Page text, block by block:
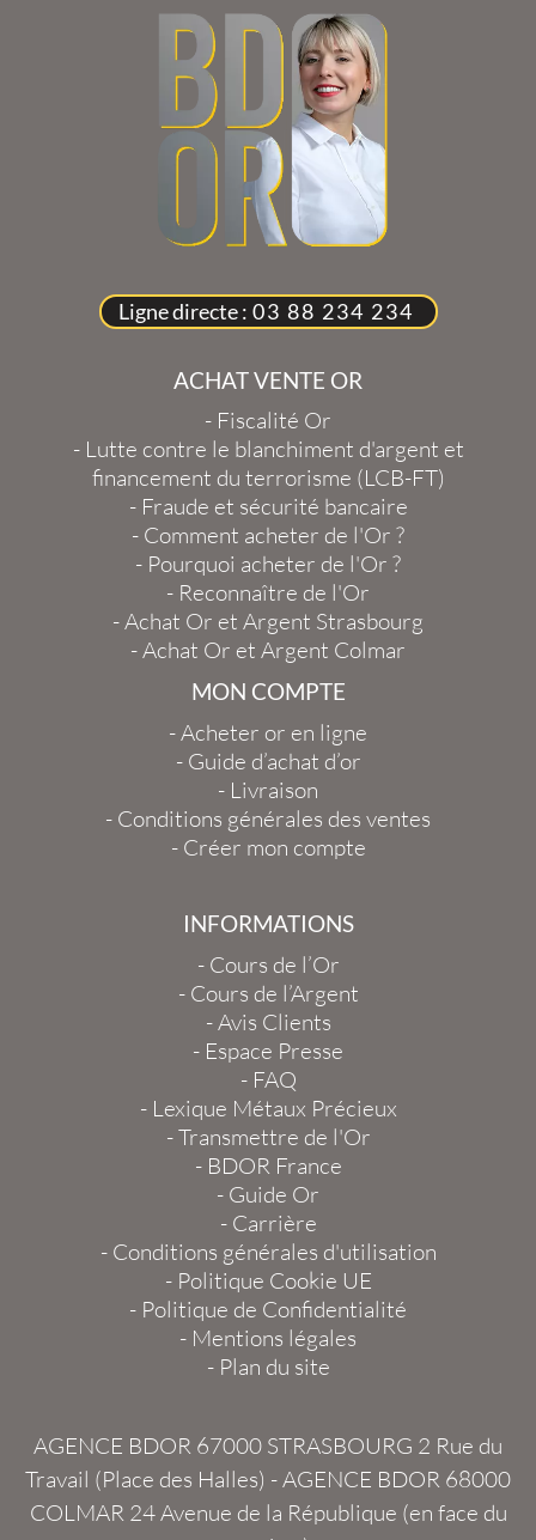
Ligne directe : 03 88 234 234
ACHAT VENTE OR
- Fiscalité Or
- Lutte contre le blanchiment d'argent et
financement du terrorisme (LCB-FT)
- Fraude et sécurité bancaire
- Comment acheter de l'Or ?
- Pourquoi acheter de l'Or ?
- Reconnaître de l'Or
-Achat Or et Argent Strasbourg
-Achat Or et Argent Colmar
MON COMPTE
-Acheter or en ligne
- Guide d’achat d’or
- Livraison
- Conditions générales des ventes
- Créer mon compte
INFORMATIONS
- Cours de l’Or
- Cours de l’Argent
-Avis Clients
- Espace Presse
- FAQ
- Lexique Métaux Précieux
-Transmettre de l'Or
- BDOR France
- Guide Or
- Carrière
- Conditions générales d'utilisation
- Politique Cookie UE
- Politique de Confidentialité
- Mentions légales
- Plan du site
AGENCE BDOR 67000 STRASBOURG 2 Rue du
Travail (Place des Halles) -AGENCE BDOR 68000
COLMAR 24 Avenue de la République (en face du